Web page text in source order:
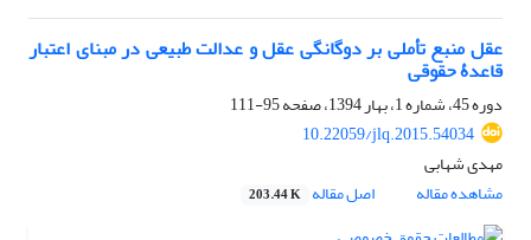
عقل منبع تأملی بر دوگانگی عقل و عدالت طبیعی در مبنای اعتبار
قاعدۀ حقوقی
دوره 45، شماره 1، بهار 1394، صفحه
95-111
10.22059/jlq.2015.54034
مهدی شهابی
مشاهده مقاله
اصل مقاله 203.44 K